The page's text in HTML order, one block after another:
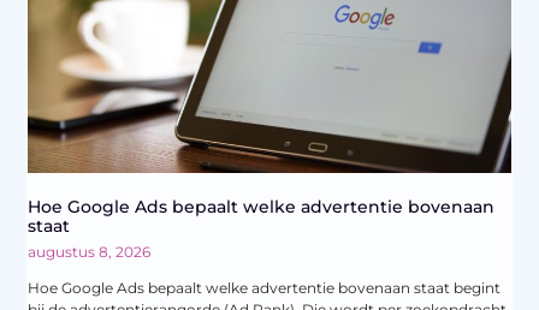
Hoe Google Ads bepaalt welke advertentie bovenaan
staat
augustus 8, 2026
Hoe Google Ads bepaalt welke advertentie bovenaan staat begint